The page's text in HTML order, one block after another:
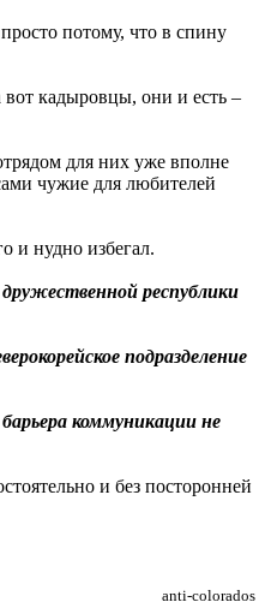
потому, что в спину
вот кадыровцы, они и есть –
для них уже вполне
чужие для любителей
и нудно избегал.
республики
подразделение
коммуникации не
и без посторонней
anti-colorados